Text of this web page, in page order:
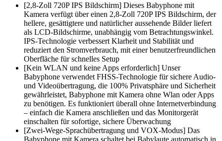
[2,8-Zoll 720P IPS Bildschirm] Dieses Babyphone mit
Kamera verfügt über einen 2,8-Zoll 720P IPS Bildschirm, der
hellere, gesättigtere und natürlicher aussehende Bilder liefert
als LCD-Bildschirme, unabhängig vom Betrachtungswinkel.
IPS-Technologie verbessert Klarheit und Stabilität und
reduziert den Stromverbrauch, mit einer benutzerfreundlichen
Oberfläche für schnelles Setup
[Kein WLAN und keine Apps erforderlich] Unser
Babyphone verwendet FHSS-Technologie für sichere Audio-
und Videoübertragung, die 100% Privatsphäre und Sicherheit
gewährleistet, Babyphone mit Kamera ohne Wlan oder Apps
zu benötigen. Es funktioniert überall ohne Internetverbindung
– einfach die Kamera anschließen und das Monitorgerät
einschalten für sofortige, sichere Überwachung
[Zwei-Wege-Sprachübertragung und VOX-Modus] Das
Babyphone mit Kamera schaltet bei Babylaute automatisch in